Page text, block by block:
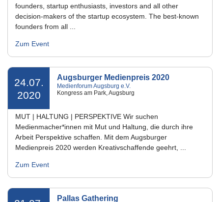
founders, startup enthusiasts, investors and all other
decision-makers of the startup ecosystem. The best-known
founders from all ...
Zum Event
24.07.
2020
Augsburger Medienpreis 2020
Medienforum Augsburg e.V.
Kongress am Park, Augsburg
MUT | HALTUNG | PERSPEKTIVE Wir suchen
Medienmacher*innen mit Mut und Haltung, die durch ihre
Arbeit Perspektive schaffen. Mit dem Augsburger
Medienpreis 2020 werden Kreativschaffende geehrt, ...
Zum Event
Pallas Gathering